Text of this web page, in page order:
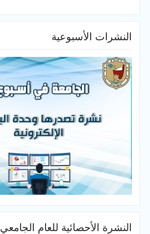
النشرات الأسبوعية
النشرة الأحصائية للعام الجامعي